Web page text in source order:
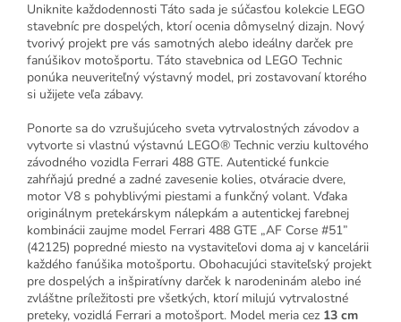
Uniknite každodennosti Táto sada je súčasťou kolekcie LEGO
stavebníc pre dospelých, ktorí ocenia dômyselný dizajn. Nový
tvorivý projekt pre vás samotných alebo ideálny darček pre
fanúšikov motošportu. Táto stavebnica od LEGO Technic
ponúka neuveriteľný výstavný model, pri zostavovaní ktorého
si užijete veľa zábavy.
Ponorte sa do vzrušujúceho sveta vytrvalostných závodov a
vytvorte si vlastnú výstavnú LEGO® Technic verziu kultového
závodného vozidla Ferrari 488 GTE. Autentické funkcie
zahŕňajú predné a zadné zavesenie kolies, otváracie dvere,
motor V8 s pohyblivými piestami a funkčný volant. Vďaka
originálnym pretekárskym nálepkám a autentickej farebnej
kombinácii zaujme model Ferrari 488 GTE „AF Corse #51”
(42125) popredné miesto na vystaviteľovi doma aj v kancelárii
každého fanúšika motošportu. Obohacujúci staviteľský projekt
pre dospelých a inšpiratívny darček k narodeninám alebo iné
zvláštne príležitosti pre všetkých, ktorí milujú vytrvalostné
preteky, vozidlá Ferrari a motošport. Model meria cez 13 cm